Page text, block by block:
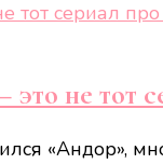
не тот
«Андор»,